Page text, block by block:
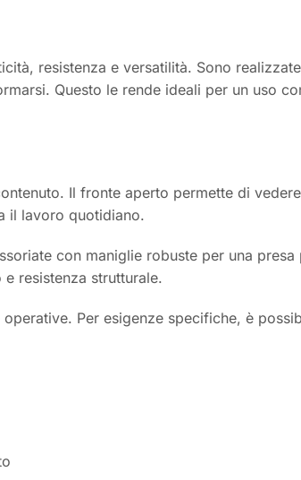
resistenza e versatilità. Sono
Questo le rende ideali per un uso
Il fronte aperto permette di vedere
il lavoro quotidiano.
con maniglie robuste per una
resistenza strutturale.
Per esigenze specifiche, è